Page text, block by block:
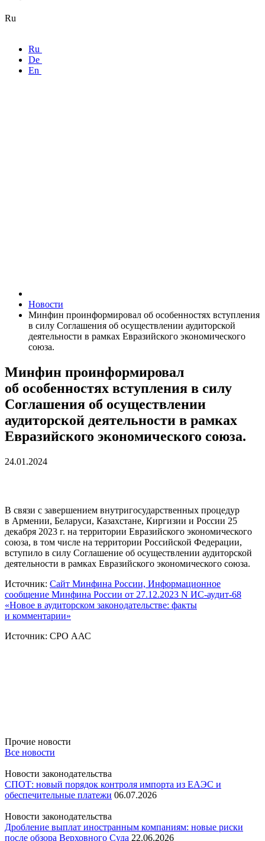
Ru
Ru
De
En
Новости
Минфин проинформировал об особенностях вступления
в силу Соглашения об осуществлении аудиторской
деятельности в рамках Евразийского экономического
союза.
Минфин проинформировал
об особенностях вступления в силу
Соглашения об осуществлении
аудиторской деятельности в рамках
Евразийского экономического союза.
24.01.2024
В связи с завершением внутригосударственных процедур
в Армении, Беларуси, Казахстане, Киргизии и России 25
декабря 2023 г. на территории Евразийского экономического
союза, в том числе на территории Российской Федерации,
вступило в силу Соглашение об осуществлении аудиторской
деятельности в рамках Евразийского экономического союза.
Источник: Сайт Минфина России, Информационное
сообщение Минфина России от 27.12.2023 N ИС-аудит-68
«Новое в аудиторском законодательстве: факты
и комментарии»
Источник: СРО ААС
Прочие новости
Все новости
Новости законодательства
СПОТ: новый порядок контроля импорта из ЕАЭС и
обеспечительные платежи 06.07.2026
Новости законодательства
Дробление выплат иностранным компаниям: новые риски
после обзора Верховного Суда 22.06.2026